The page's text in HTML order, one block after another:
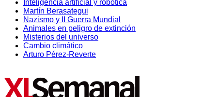
Inteligencia artificial y robótica
Martín Berasategui
Nazismo y II Guerra Mundial
Animales en peligro de extinción
Misterios del universo
Cambio climático
Arturo Pérez-Reverte